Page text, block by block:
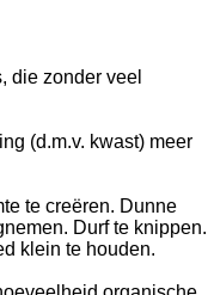
die zonder veel
(d.m.v. kwast) meer
te creëren. Dunne
Durf te knippen.
klein te houden.